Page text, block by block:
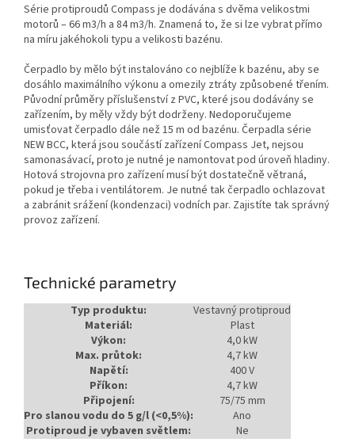
Série protiproudů Compass je dodávána s dvěma velikostmi
motorů – 66 m3/h a 84 m3/h. Znamená to, že si lze vybrat přímo
na míru jakéhokoli typu a velikosti bazénu.
Čerpadlo by mělo být instalováno co nejblíže k bazénu, aby se
dosáhlo maximálního výkonu a omezily ztráty způsobené třením.
Původní průměry příslušenství z PVC, které jsou dodávány se
zařízením, by měly vždy být dodrženy. Nedoporučujeme
umisťovat čerpadlo dále než 15 m od bazénu. Čerpadla série
NEW BCC, která jsou součástí zařízení Compass Jet, nejsou
samonasávací, proto je nutné je namontovat pod úroveň hladiny.
Hotová strojovna pro zařízení musí být dostatečně větraná,
pokud je třeba i ventilátorem. Je nutné tak čerpadlo ochlazovat
a zabránit srážení (kondenzaci) vodních par. Zajistíte tak správný
provoz zařízení.
Technické parametry
Typ produktu:
Vestavný protiproud
Materiál:
Plast
Výkon:
4,0 kW
Max. průtok:
4,7 kW
Napětí:
400 V
Příkon:
4,7 kW
Připojení:
75/75 mm
Pro slanou vodu do 5 g/l (<0,5%):
Ano
Protiproud je vybaven světlem:
Ne